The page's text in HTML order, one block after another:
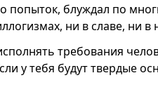
попыток, блуждал по
ни в славе, ни
требования
у тебя будут твердые